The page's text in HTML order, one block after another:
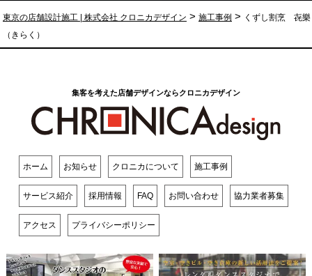
東京の店舗設計施工 | 株式会社 クロニカデザイン > 施工事例 > くずし割烹 㐂樂
（きらく）
集客を考えた店舗デザインならクロニカデザイン
ホーム お知らせ クロニカについて 施工事例
サービス紹介 採用情報 FAQ お問い合わせ 協力業者募集
アクセス プライバシーポリシー